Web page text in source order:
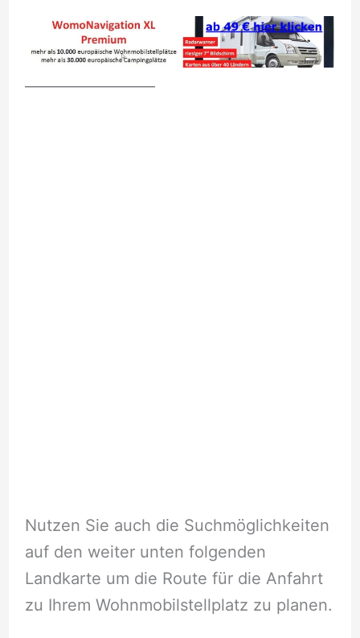
Nutzen Sie auch die Suchmöglichkeiten
auf den weiter unten folgenden
Landkarte um die Route für die Anfahrt
zu Ihrem Wohnmobilstellplatz zu planen.